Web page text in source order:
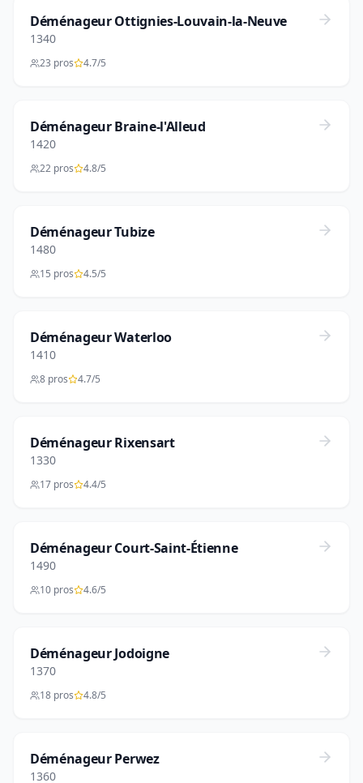
Déménageur Ottignies-Louvain-la-Neuve
1340
23 pros 4.7/5
Déménageur Braine-l'Alleud
1420
22 pros 4.8/5
Déménageur Tubize
1480
15 pros 4.5/5
Déménageur Waterloo
1410
8 pros 4.7/5
Déménageur Rixensart
1330
17 pros 4.4/5
Déménageur Court-Saint-Étienne
1490
10 pros 4.6/5
Déménageur Jodoigne
1370
18 pros 4.8/5
Déménageur Perwez
1360